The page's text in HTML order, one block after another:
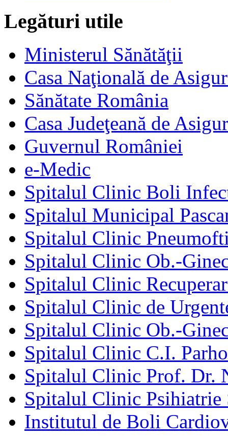
Legături utile
Ministerul Sănătăţii
Casa Naţională de
Sănătate România
Casa Judeţeană de
Guvernul României
e-Medic
Spitalul Clinic Boli
Spitalul Municipal
Spitalul Clinic
Spitalul Clinic Ob.-
Spitalul Clinic
Spitalul Clinic de
Spitalul Clinic Ob.-
Spitalul Clinic C.I.
Spitalul Clinic Prof. Dr.
Spitalul Clinic Psihiatrie
Institutul de Boli